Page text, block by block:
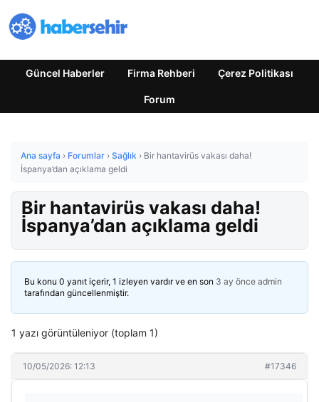
Güncel Haberler Firma Rehberi Çerez Politikası
Forum
Ana sayfa › Forumlar › Sağlık › Bir hantavirüs vakası daha!
İspanya’dan açıklama geldi
Bir hantavirüs vakası daha!
İspanya’dan açıklama geldi
Bu konu 0 yanıt içerir, 1 izleyen vardır ve en son 3 ay önce admin
tarafından güncellenmiştir.
1 yazı görüntüleniyor (toplam 1)
10/05/2026: 12:13 #17346